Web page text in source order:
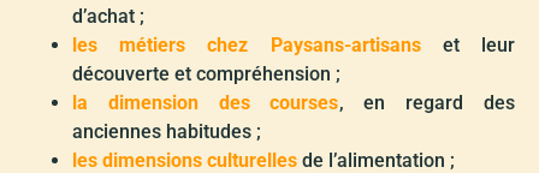
d’achat ;
les métiers chez Paysans-artisanset leur
découverte et compréhension ;
la dimension des courses, en regard des
anciennes habitudes ;
les dimensions culturelles de l’alimentation ;